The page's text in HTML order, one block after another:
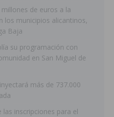
de euros a la
los municipios alicantinos,
Baja
su programación con
en San Miguel de
más de 737.000
las inscripciones para el